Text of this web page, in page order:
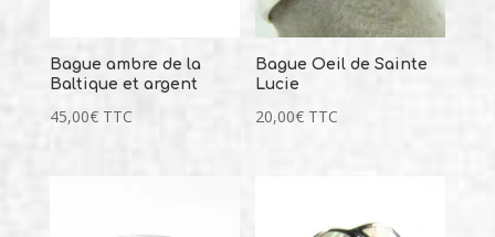
Bague ambre de la
Baltique et argent
45,00€ TTC
Bague Oeil de Sainte
Lucie
20,00€ TTC